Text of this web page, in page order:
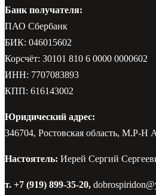
Банк получателя:
ПАО Сбербанк
БИК: 046015602
Корсчёт: 30101 810 6 0000 0000602
ИНН: 7707083893
КПП: 616143002
Юридический адрес:
346704, Ростовская область, М.Р-
Настоятель: Иерей Сергий
т. +7 (919) 899-35-20,